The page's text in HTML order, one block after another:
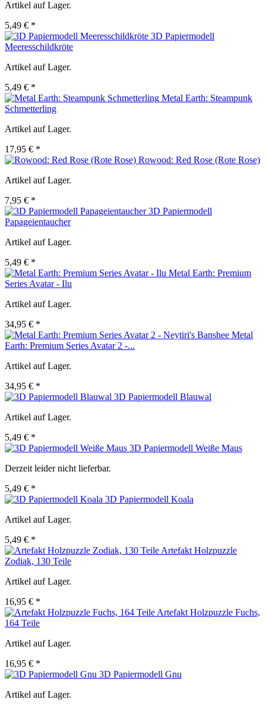
Artikel auf Lager.
5,49 € *
3D Papiermodell
Meeresschildkröte
Artikel auf Lager.
5,49 € *
Metal Earth: Steampunk
Schmetterling
Artikel auf Lager.
17,95 € *
Rowood: Red Rose (Rote Rose)
Artikel auf Lager.
7,95 € *
3D Papiermodell
Papageientaucher
Artikel auf Lager.
5,49 € *
Metal Earth: Premium
Series Avatar - Ilu
Artikel auf Lager.
34,95 € *
Metal
Earth: Premium Series Avatar 2 -...
Artikel auf Lager.
34,95 € *
3D Papiermodell Blauwal
Artikel auf Lager.
5,49 € *
3D Papiermodell Weiße Maus
Derzeit leider nicht lieferbar.
5,49 € *
3D Papiermodell Koala
Artikel auf Lager.
5,49 € *
Artefakt Holzpuzzle
Zodiak, 130 Teile
Artikel auf Lager.
16,95 € *
Artefakt Holzpuzzle Fuchs,
164 Teile
Artikel auf Lager.
16,95 € *
3D Papiermodell Gnu
Artikel auf Lager.